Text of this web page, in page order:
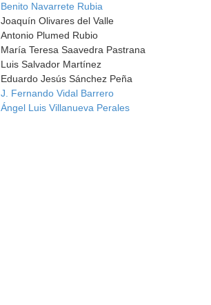
Benito Navarrete Rubia
Joaquín Olivares del Valle
Antonio Plumed Rubio
María Teresa Saavedra Pastrana
Luis Salvador Martínez
Eduardo Jesús Sánchez Peña
J. Fernando Vidal Barrero
Ángel Luis Villanueva Perales